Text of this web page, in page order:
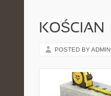
KOŚCIAN
POSTED BY ADMIN